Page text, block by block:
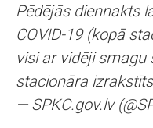
Pēdējās diennakts
COVID-19 (kopā
visi ar vidēji
stacionāra
— SPKC.gov.lv